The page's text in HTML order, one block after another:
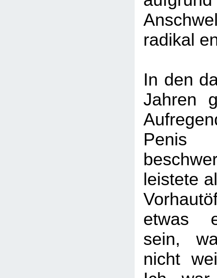
radikal
In den
Jahren
leistete
etwas
sein,
nicht